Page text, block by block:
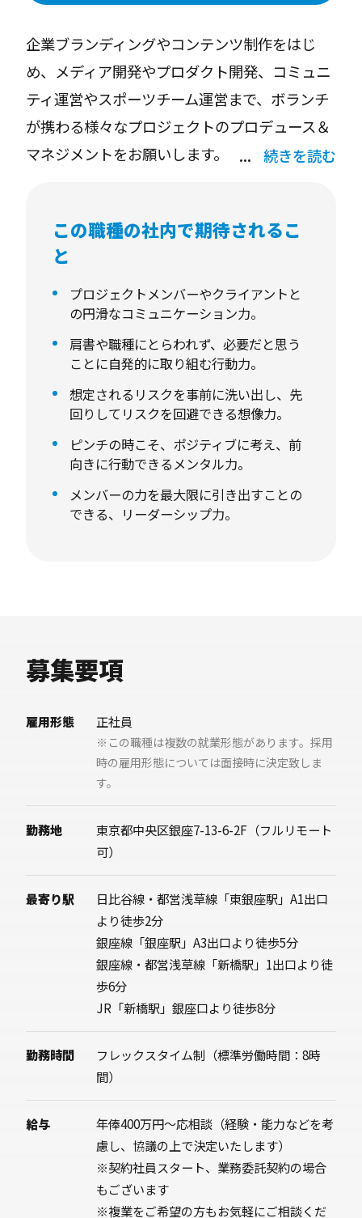
企業ブランディングやコンテンツ制作をはじ
め、メディア開発やプロダクト開発、コミュニ
ティ運営やスポーツチーム運営まで、ボランチ
が携わる様々なプロジェクトのプロデュース＆
マネジメントをお願いします。
・ブランディングやコンテンツ制作のプロデュ
ース＆進行管理業務
- ブランディング案件の企画＆進行管理
- コンテンツ制作案件の企画＆進行管理
- クライアントとのやり取り
- プロジェクトメンバーのマネジメント
- 新規案件の獲得業務
・自社プロジェクトのプロデュース＆進行管理
続きを読む
この職種の社内で期待されるこ
と
プロジェクトメンバーやクライアントと
の円滑なコミュニケーション力。
肩書や職種にとらわれず、必要だと思う
ことに自発的に取り組む行動力。
想定されるリスクを事前に洗い出し、先
回りしてリスクを回避できる想像力。
ピンチの時こそ、ポジティブに考え、前
向きに行動できるメンタル力。
メンバーの力を最大限に引き出すことの
できる、リーダーシップ力。
募集要項
雇用形態 正社員
※この職種は複数の就業形態があります。採用
時の雇用形態については面接時に決定致しま
す。
勤務地
東京都中央区銀座7-13-6-2F（フルリモート
可）
最寄り駅
日比谷線・都営浅草線「東銀座駅」A1出口
より徒歩2分
銀座線「銀座駅」A3出口より徒歩5分
銀座線・都営浅草線「新橋駅」1出口より徒
歩6分
JR「新橋駅」銀座口より徒歩8分
勤務時間
フレックスタイム制（標準労働時間：8時
間）
給与
年俸400万円〜応相談（経験・能力などを考
慮し、協議の上で決定いたします）
※契約社員スタート、業務委託契約の場合
もございます
※複業をご希望の方もお気軽にご相談くだ